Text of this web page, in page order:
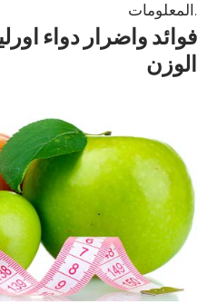
المعلومات.
فوائد واضرار دواء
الوزن